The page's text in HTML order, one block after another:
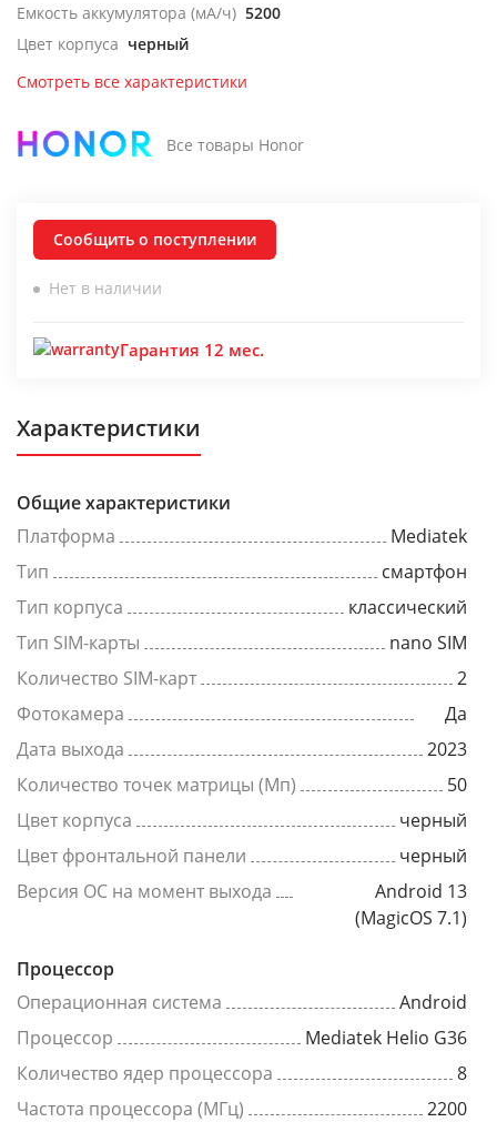
Емкость аккумулятора (мА/ч) 5200
Цвет корпуса черный
Смотреть все характеристики
Все товары Honor
Сообщить о поступлении
Нет в наличии
Гарантия 12 мес.
Характеристики
Общие характеристики
Платформа
Mediatek
Тип
смартфон
Тип корпуса
классический
Тип SIM-карты
nano SIM
Количество SIM-карт
2
Фотокамера
Да
Дата выхода
2023
Количество точек матрицы (Мп)
50
Цвет корпуса
черный
Цвет фронтальной панели
черный
Версия ОС на момент выхода
Android 13
(MagicOS 7.1)
Процессор
Операционная система
Android
Процессор
Mediatek Helio G36
Количество ядер процессора
8
Частота процессора (МГц)
2200